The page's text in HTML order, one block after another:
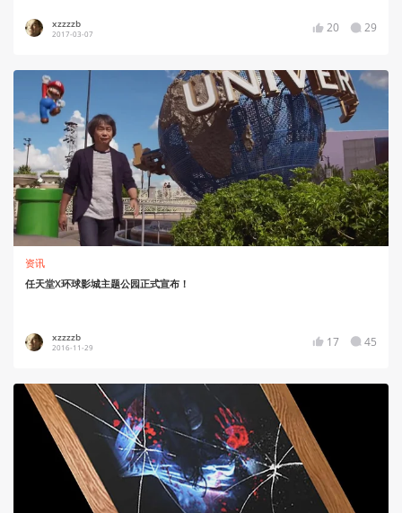
xzzzzb
2017-03-07 20 29
资讯
任天堂X环球影城主题公园正式宣布！
xzzzzb
2016-11-29 17 45